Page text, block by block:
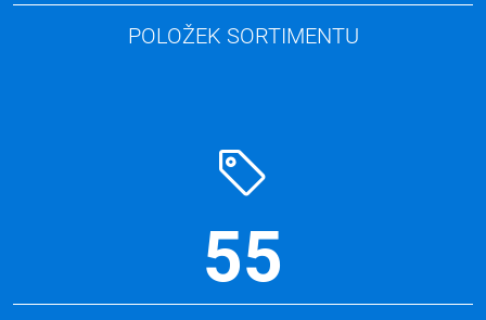
POLOŽEK SORTIMENTU
55